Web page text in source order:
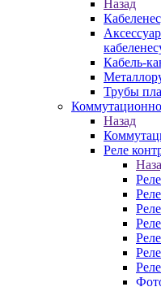
Назад
Кабель-
Трубы
Назад
Реле